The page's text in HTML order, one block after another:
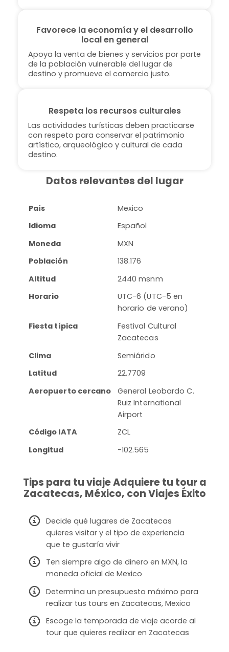
Favorece la economía y el desarrollo
local en general
Apoya la venta de bienes y servicios por parte
de la población vulnerable del lugar de
destino y promueve el comercio justo.
Respeta los recursos culturales
Las actividades turísticas deben practicarse
con respeto para conservar el patrimonio
artístico, arqueológico y cultural de cada
destino.
Datos relevantes del lugar
País
Mexico
Idioma
Español
Moneda
MXN
Población
138.176
Altitud
2440 msnm
Horario
UTC-6 (UTC-5 en
horario de verano)
Fiesta típica
Festival Cultural
Zacatecas
Clima
Semiárido
Latitud
22.7709
Aeropuerto cercano
General Leobardo C.
Ruiz International
Airport
Código IATA
ZCL
Longitud
-102.565
Tips para tu viaje Adquiere tu tour a
Zacatecas, México, con Viajes Éxito
Decide qué lugares de Zacatecas
quieres visitar y el tipo de experiencia
que te gustaría vivir
Ten siempre algo de dinero en MXN, la
moneda oficial de Mexico
Determina un presupuesto máximo para
realizar tus tours en Zacatecas, Mexico
Escoge la temporada de viaje acorde al
tour que quieres realizar en Zacatecas